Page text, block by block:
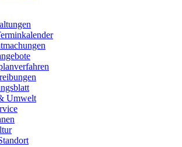
Umwelt